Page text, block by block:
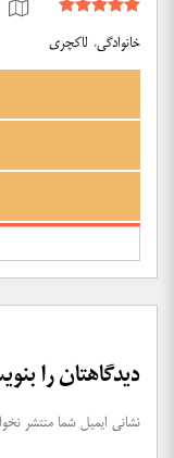
خانوادگی، لاکچری
دیدگاهتان را
نشانی ایمیل شما منتشر